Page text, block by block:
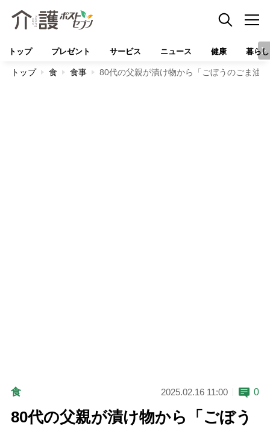
トップ プレゼント サービス ニュース 健康 暮らし
トップ 食 食事 80代の父親が漬け物から「ごぼうのごま油
食 2025.02.16 11:00 0
80代の父親が漬け物から「ごぼう